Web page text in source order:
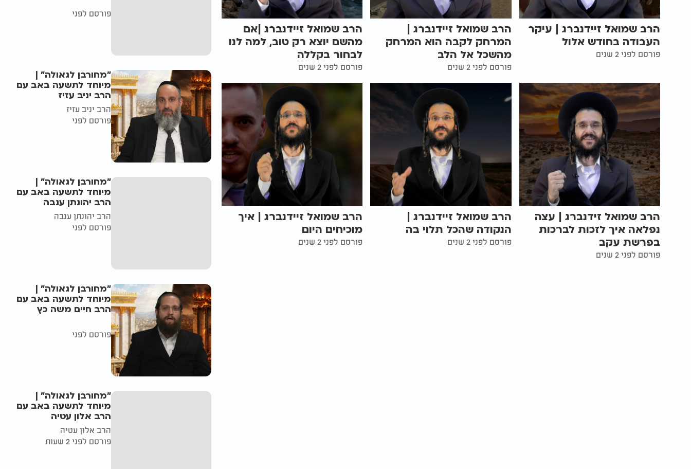
הרב שמואל זיידנברג | עיקר
העבודה בחודש אלול
פורסם לפני 2 שנים
הרב שמואל זיידנברג |
המרחק לקבה הוא המרחק
מהשכל אל הלב
פורסם לפני 2 שנים
הרב שמואל זיידנברג |אם
מהשם יוצא רק טוב, למה לנו
לבחור בקללה
פורסם לפני 2 שנים
הרב שמואל זידנברג | עצה
נפלאה איך לזכות לברכות
בפרשת עקב
פורסם לפני 2 שנים
הרב שמואל זיידנברג |
הנקודה שהכל תלוי בה
פורסם לפני 2 שנים
הרב שמואל זיידנברג | איך
מוכיחים היום
פורסם לפני 2 שנים
פורסם לפני
"מחורבן לגאולה" |
מיוחד לתשעה באב עם
הרב יניב עזיז
הרב יניב עזיז
פורסם לפני
"מחורבן לגאולה" |
מיוחד לתשעה באב עם
הרב יהונתן ענבה
הרב יהונתן ענבה
פורסם לפני
"מחורבן לגאולה" |
מיוחד לתשעה באב עם
הרב חיים משה כץ
פורסם לפני
"מחורבן לגאולה" |
מיוחד לתשעה באב עם
הרב אלון עטיה
הרב אלון עטיה
פורסם לפני 2 שעות